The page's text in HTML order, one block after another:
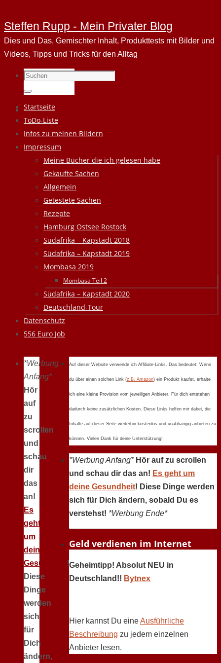
Steffen Rupp - Mein Privater Blog
Dies und Das, Gemischter Inhalt, Produkttests mit Bilder und
Videos, Tipps und Tricks für den Alltag
Suchen
nach:
Suchen
Zum
Inhalt
springen
Startseite
ToDo-Liste
Infos zu meinen Bildern
Impressum
Meine Bücher die ich gelesen habe
Gekaufte Sachen
Allgemein
Getestete Sachen
Rezepte
Hamburg Ostsee Rostock
Südafrika – Kapstadt 2018
Südafrika – Kapstadt 2019
Mombasa 2019
Mombasa Teil 2
Südafrika – Kapstadt 2020
Deutschland-Tour
Datenschutz
556 Euro Job
*Werbung
Anfang*
Hör
auf
zu
scrollen
und
schau
dir
das
an!
Es
geht
um
deine
Gesundheit !
Diese
Dinge
werden
sich
für
Dich
ändern,
Auf dieser Website verwende ich Affiliate-Links. Das bedeutet: Wenn
du über einen solchen Link (z.B. Amazon) ein Produkt kaufst, erhalte
ich eine kleine Provision vom jeweiligen Anbieter. Für dich entstehen
dadurch keine zusätzlichen Kosten. Diese Links helfen mir dabei, die
Inhalte auf dieser Seite weiterhin kostenlos und unabhängig anbieten zu
können. Vielen Dank für deine Unterstützung!
*Werbung Anfang* Hör auf zu scrollen
und schau dir das an! Es geht um
deine Gesundheit! Diese Dinge werden
sich für Dich ändern, sobald Du es
verstehst! *Werbung Ende*
Geld verdienen im Internet
Geheimtipp! Absolut NEU in
Deutschland!! Bytnex
Hier kannst Du eineAusführliche
Beschreibung zu jedem einzelnen
Anbieter lesen.